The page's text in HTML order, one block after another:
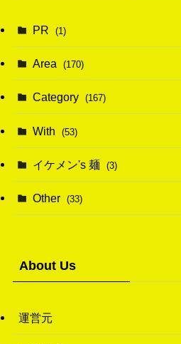
PR (1)
Area (170)
(1)
(38)
Category (167)
(114)
With (53)
(15)
(43)
(49)
イケメン's 麺 (3)
Other (33)
About Us
運営元